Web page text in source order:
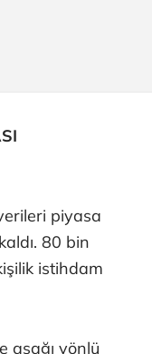
piyasa
80 bin
istihdam
aşağı yönlü